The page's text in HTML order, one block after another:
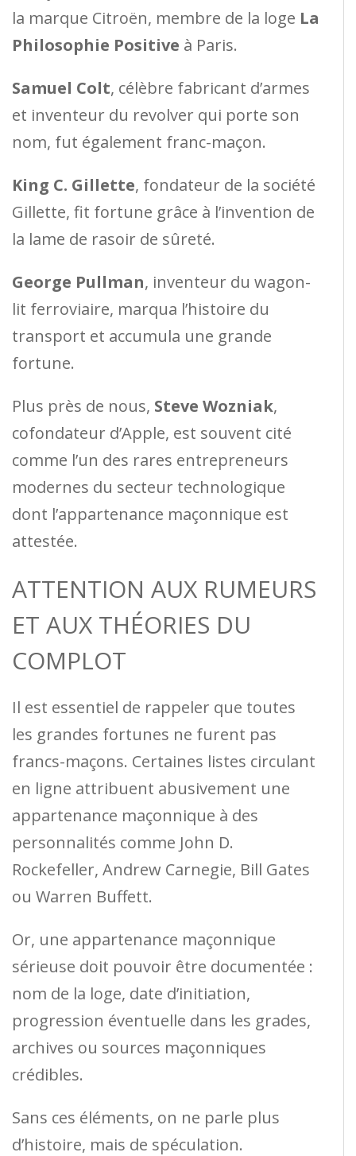
la marque Citroën, membre de la loge La
Philosophie Positive à Paris.
Samuel Colt, célèbre fabricant d’armes
et inventeur du revolver qui porte son
nom, fut également franc-maçon.
King C. Gillette, fondateur de la société
Gillette, fit fortune grâce à l’invention de
la lame de rasoir de sûreté.
George Pullman, inventeur du wagon-
lit ferroviaire, marqua l’histoire du
transport et accumula une grande
fortune.
Plus près de nous, Steve Wozniak,
cofondateur d’Apple, est souvent cité
comme l’un des rares entrepreneurs
modernes du secteur technologique
dont l’appartenance maçonnique est
attestée.
ATTENTION AUX RUMEURS
ET AUX THÉORIES DU
COMPLOT
Il est essentiel de rappeler que toutes
les grandes fortunes ne furent pas
francs-maçons. Certaines listes circulant
en ligne attribuent abusivement une
appartenance maçonnique à des
personnalités comme John D.
Rockefeller, Andrew Carnegie, Bill Gates
ou Warren Buffett.
Or, une appartenance maçonnique
sérieuse doit pouvoir être documentée :
nom de la loge, date d’initiation,
progression éventuelle dans les grades,
archives ou sources maçonniques
crédibles.
Sans ces éléments, on ne parle plus
d’histoire, mais de spéculation.